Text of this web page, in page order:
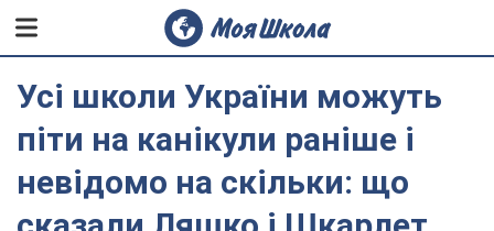
Усі школи України можуть
піти на канікули раніше і
невідомо на скільки: що